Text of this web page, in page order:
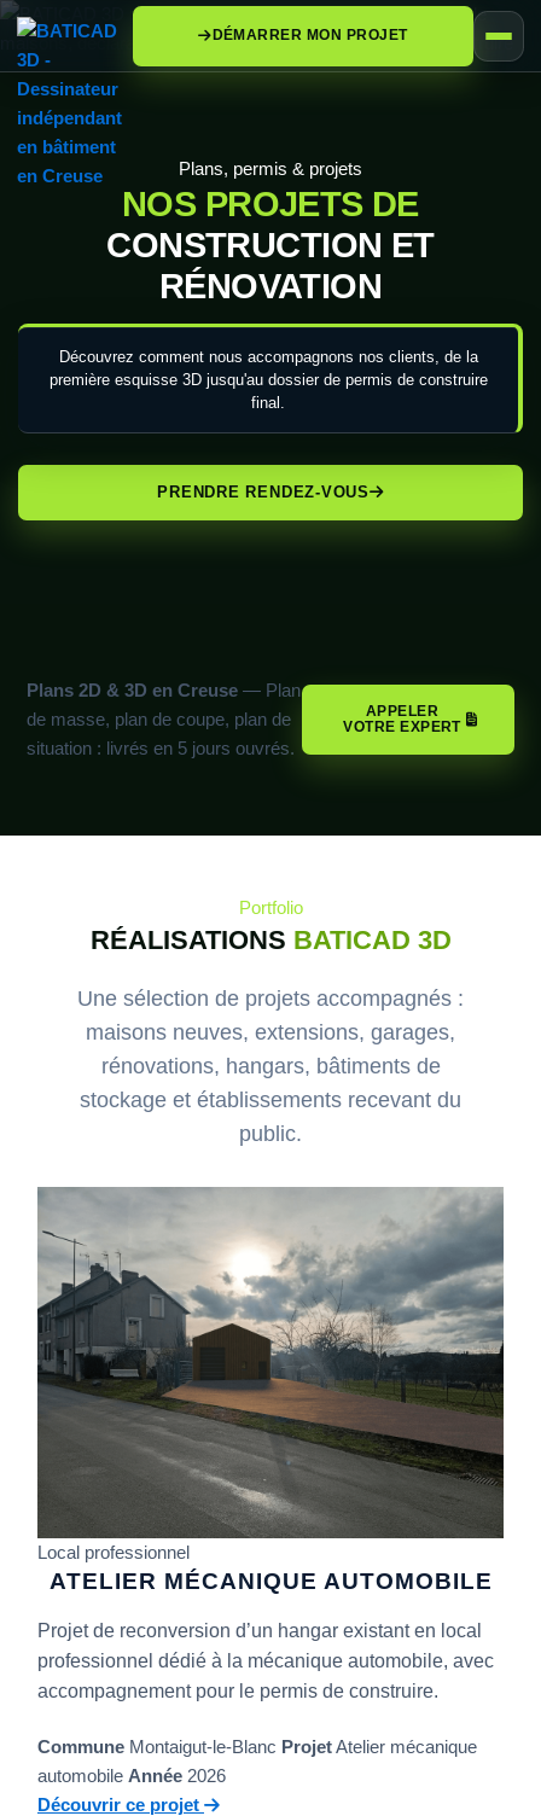
DÉMARRER MON PROJET
Plans, permis & projets
NOS PROJETS DE
CONSTRUCTION ET
RÉNOVATION
Découvrez comment nous accompagnons nos clients, de la
première esquisse 3D jusqu'au dossier de permis de construire
final.
PRENDRE RENDEZ-VOUS
Plans 2D & 3D en Creuse — Plan
de masse, plan de coupe, plan de
situation : livrés en 5 jours ouvrés.
APPELER
VOTRE EXPERT
Portfolio
RÉALISATIONS BATICAD 3D
Une sélection de projets accompagnés :
maisons neuves, extensions, garages,
rénovations, hangars, bâtiments de
stockage et établissements recevant du
public.
Local professionnel
ATELIER MÉCANIQUE AUTOMOBILE
Projet de reconversion d’un hangar existant en local
professionnel dédié à la mécanique automobile, avec
accompagnement pour le permis de construire.
Commune Montaigut-le-Blanc ProjetAtelier mécanique
automobile Année 2026
Découvrir ce projet